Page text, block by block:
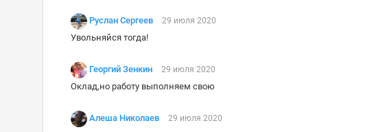
Руслан Сергеев 29 июля 2020
Увольняйся тогда!
Георгий Зенкин 29 июля 2020
Оклад,но работу выполняем свою
Алеша Николаев 29 июля 2020